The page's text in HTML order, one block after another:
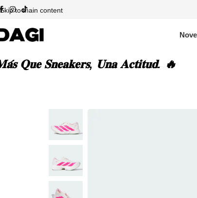
Skip to main content
𝐐𝐮𝐞 𝐒𝐧𝐞𝐚𝐤𝐞𝐫𝐬, 𝐔𝐧𝐚 𝐀𝐜𝐭𝐢𝐭𝐮𝐝. 🔥